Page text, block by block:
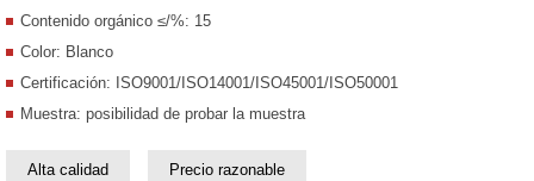
Contenido orgánico ≤/%: 15
Color: Blanco
Certificación: ISO9001/ISO14001/ISO45001/ISO50001
Muestra: posibilidad de probar la muestra
Alta calidad Precio razonable